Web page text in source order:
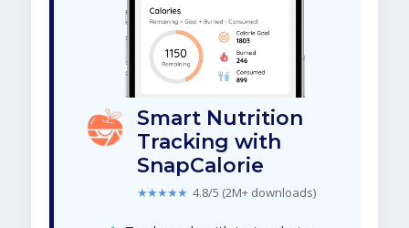
Smart Nutrition
Tracking with
SnapCalorie
★★★★★ 4.8/5 (2M+ downloads)